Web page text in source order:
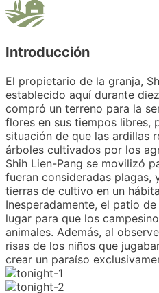
Introducción
El propietario de la granja,
establecido aquí durante
compró un terreno para la
flores en sus tiempos libres,
situación de que las ardillas
árboles cultivados por los
Shih Lien-Pang se movilizó
fueran consideradas
tierras de cultivo en un
Inesperadamente, el patio
lugar para que los
animales. Además, al
risas de los niños que
crear un paraíso